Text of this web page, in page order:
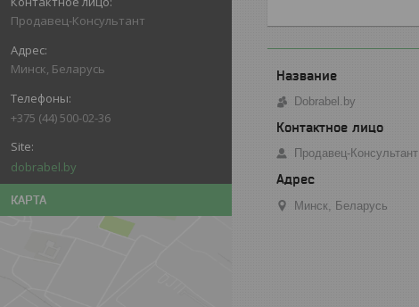
Продавец-Консультант
Минск, Беларусь
+375 (44) 500-02-36
dobrabel.by
КАРТА
Dobrabel.by
Продавец-Консультант
Минск, Беларусь